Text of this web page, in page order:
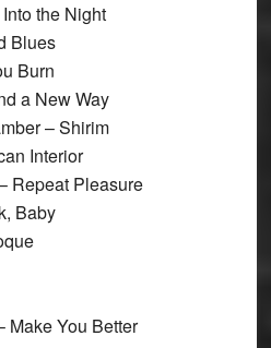
the Night
Blues
Burn
a New Way
– Shirim
Interior
Repeat Pleasure
Baby
Make You Better